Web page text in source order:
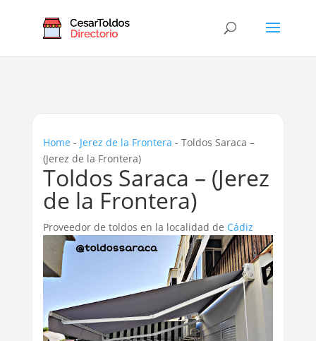
Home - Jerez de la Frontera - Toldos Saraca –
(Jerez de la Frontera)
Toldos Saraca – (Jerez
de la Frontera)
Proveedor de toldos en la localidad de Cádiz